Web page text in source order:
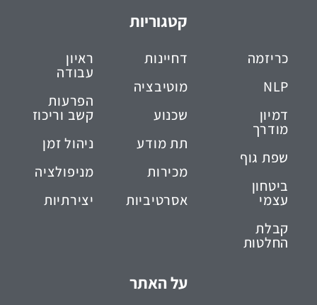
קטגוריות
כריזמה
NLP
דמיון
מודרך
שפת גוף
ביטחון
עצמי
קבלת
החלטות
דחיינות
מוטיבציה
שכנוע
תת מודע
מכירות
אסרטיביות
ראיון
עבודה
הפרעות
קשב וריכוז
ניהול זמן
מניפולציה
יצירתיות
על האתר